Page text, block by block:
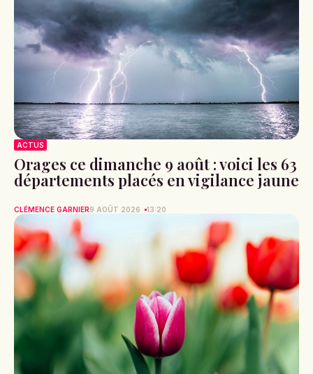
ACTUS
Orages ce dimanche 9 août : voici les 63
départements placés en vigilance jaune
CLÉMENCE GARNIER9 AOÛT 2026 13:20